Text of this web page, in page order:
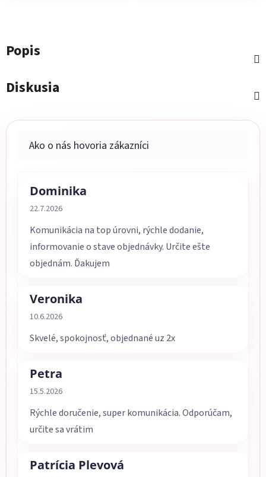
Popis
Diskusia
Dominika
Hodnotenie obchodu je 5 z 5 hviezdičiek.
22.7.2026
Komunikácia na top úrovni, rýchle dodanie,
informovanie o stave objednávky. Určite ešte
objednám. Ďakujem
Veronika
Hodnotenie obchodu je 5 z 5 hviezdičiek.
10.6.2026
Skvelé, spokojnosť, objednané uz 2x
Petra
Hodnotenie obchodu je 5 z 5 hviezdičiek.
15.5.2026
Rýchle doručenie, super komunikácia. Odporúčam,
určite sa vrátim
Patrícia Plevová